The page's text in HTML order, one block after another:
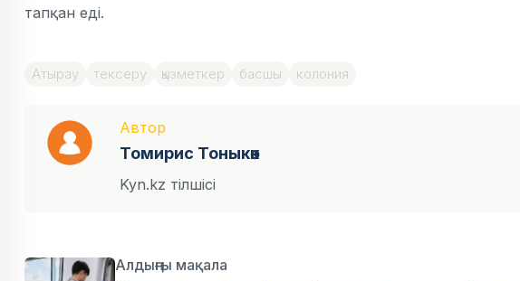
тапқан еді.
Атырау тексеру қызметкер басшы колония
Автор
Томирис Тоныкөк
Kyn.kz тілшісі
Алдыңғы мақала